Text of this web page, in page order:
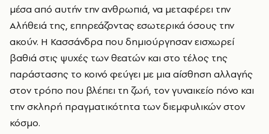
μέσα από αυτήν την ανθρωπιά, να μεταφέρει την
Αλήθειά της, επηρεάζοντας εσωτερικά όσους την
ακούν. Η Κασσάνδρα που δημιούργησαν εισχωρεί
βαθιά στις ψυχές των θεατών και στο τέλος της
παράστασης το κοινό φεύγει με μια αίσθηση αλλαγής
στον τρόπο που βλέπει τη ζωή, τον γυναικείο πόνο και
την σκληρή πραγματικότητα των διεμφυλικών στον
κόσμο.